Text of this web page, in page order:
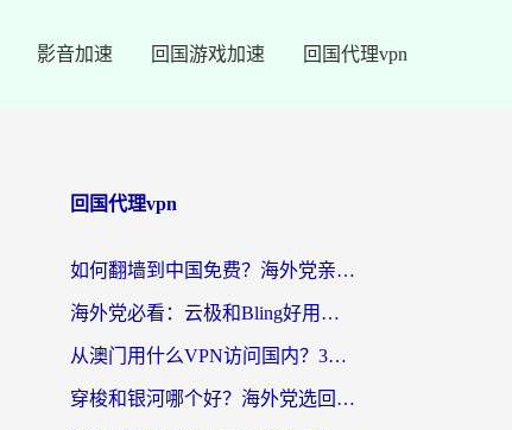
影音加速 回国游戏加速 回国代理vpn
回国代理vpn
如何翻墙到中国免费？海外党亲测：从踩坑到选对加速器的全攻略
海外党必看：云极和Bling好用吗？3分钟教你选对回国加速器
从澳门用什么VPN访问国内？3个实用标准帮你避开坑，无缝刷剧听歌
穿梭和银河哪个好？海外党选回国加速器的避坑指南，附番茄加速器实测体验